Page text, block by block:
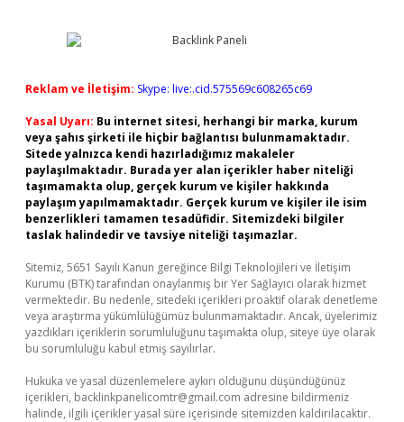
Reklam ve İletişim: Skype: live:.cid.575569c608265c69
Yasal Uyarı: Bu internet sitesi, herhangi bir marka, kurum
veya şahıs şirketi ile hiçbir bağlantısı bulunmamaktadır.
Sitede yalnızca kendi hazırladığımız makaleler
paylaşılmaktadır. Burada yer alan içerikler haber niteliği
taşımamakta olup, gerçek kurum ve kişiler hakkında
paylaşım yapılmamaktadır. Gerçek kurum ve kişiler ile isim
benzerlikleri tamamen tesadüfidir. Sitemizdeki bilgiler
taslak halindedir ve tavsiye niteliği taşımazlar.
Sitemiz, 5651 Sayılı Kanun gereğince Bilgi Teknolojileri ve İletişim
Kurumu (BTK) tarafından onaylanmış bir Yer Sağlayıcı olarak hizmet
vermektedir. Bu nedenle, sitedeki içerikleri proaktif olarak denetleme
veya araştırma yükümlülüğümüz bulunmamaktadır. Ancak, üyelerimiz
yazdıkları içeriklerin sorumluluğunu taşımakta olup, siteye üye olarak
bu sorumluluğu kabul etmiş sayılırlar.
Hukuka ve yasal düzenlemelere aykırı olduğunu düşündüğünüz
içerikleri, backlinkpanelicomtr@gmail.com adresine bildirmeniz
halinde, ilgili içerikler yasal süre içerisinde sitemizden kaldırılacaktır.